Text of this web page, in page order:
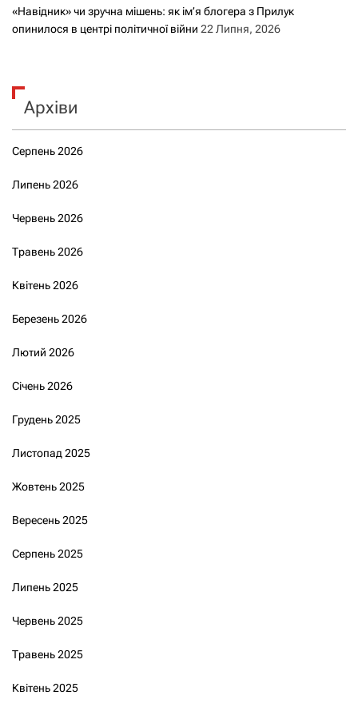
«Навідник» чи зручна мішень: як ім’я блогера з Прилук
опинилося в центрі політичної війни 22 Липня, 2026
Архіви
Серпень 2026
Липень 2026
Червень 2026
Травень 2026
Квітень 2026
Березень 2026
Лютий 2026
Січень 2026
Грудень 2025
Листопад 2025
Жовтень 2025
Вересень 2025
Серпень 2025
Липень 2025
Червень 2025
Травень 2025
Квітень 2025